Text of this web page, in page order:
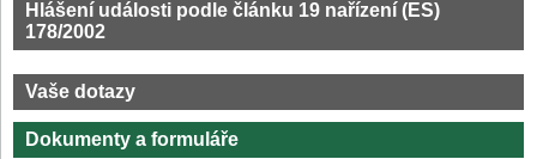
Hlášení události podle článku 19 nařízení (ES)
178/2002
Vaše dotazy
Dokumenty a formuláře